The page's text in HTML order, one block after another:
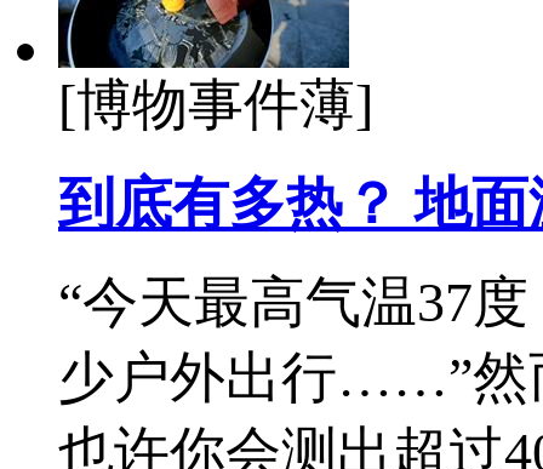
[博物事件薄]
到底有多热？ 地
“今天最高气温37
少户外出行……”然
也许你会测出超过